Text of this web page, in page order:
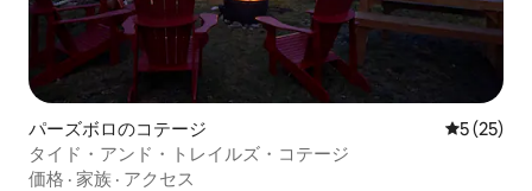
パーズボロのコテージ レビュー
5 (25)
タイド・アンド・トレイルズ・コテージ
価格 · 家族 · アクセス